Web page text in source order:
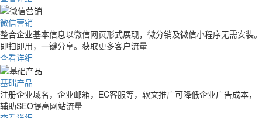
微信营销
整合企业基本信息以微信网页形式展现，微分销及微信小程序无需安装。
即扫即用，一键分享。获取更多客户流量
查看详细
基础产品
注册企业域名，企业邮箱，EC客服等，软文推广可降低企业广告成本，
辅助SEO提高网站流量